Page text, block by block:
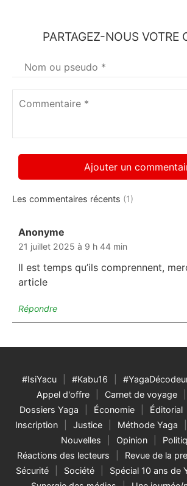
PARTAGEZ-NOUS VOTRE
Votre
nom*
Les commentaires récents (1)
Anonyme
21 juillet 2025 à 9 h 44 min
Il est temps qu’ils comprennent,
article
Répondre
#IsiYacu #Kabu16
Appel d'offre
Carnet de voyage
Dossiers Yaga
Économie Éditorial
Inscription
Justice Méthode Yaga
Nouvelles
Opinion
Réactions des lecteurs
Revue de la
Sécurité
Société Spécial 10 ans de